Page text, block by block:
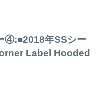
④:■2018年SSシー
Label Hooded